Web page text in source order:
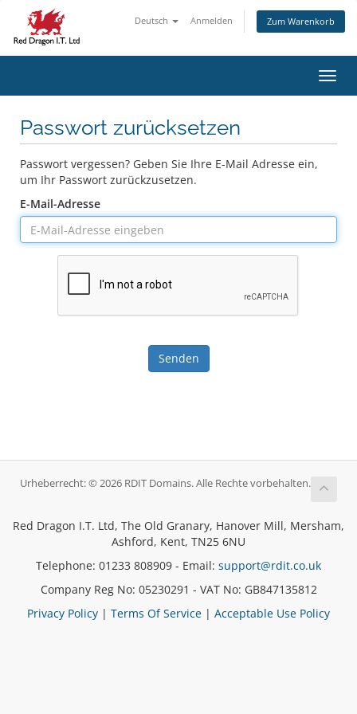
Deutsch Anmelden Zum Warenkorb
Passwort zurücksetzen
Passwort vergessen? Geben Sie Ihre E-Mail Adresse ein,
um Ihr Passwort zurückzusetzen.
E-Mail-Adresse
Senden
Urheberrecht: © 2026 RDIT Domains. Alle Rechte vorbehalten.
Red Dragon I.T. Ltd, The Old Granary, Hanover Mill, Mersham,
Ashford, Kent, TN25 6NU
Telephone: 01233 808909 - Email: support@rdit.co.uk
Company Reg No: 05230291 - VAT No: GB847135812
Privacy Policy | Terms Of Service | Acceptable Use Policy